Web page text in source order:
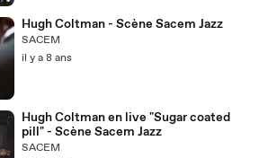
Hugh Coltman - Scène Sacem Jazz
SACEM
il y a 8 ans
Hugh Coltman en live "Sugar coated
pill" - Scène Sacem Jazz
SACEM